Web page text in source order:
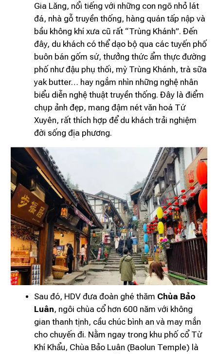
Gia Lăng, nổi tiếng với những con ngõ nhỏ lát
đá, nhà gỗ truyền thống, hàng quán tấp nập và
bầu không khí xưa cũ rất “Trùng Khánh”. Đến
đây, du khách có thể dạo bộ qua các tuyến phố
buôn bán gốm sứ, thưởng thức ẩm thực đường
phố như đậu phụ thối, mỳ Trùng Khánh, trà sữa
yak butter… hay ngắm nhìn những nghệ nhân
biểu diễn nghệ thuật truyền thống. Đây là điểm
chụp ảnh đẹp, mang đậm nét văn hoá Tứ
Xuyên, rất thích hợp để du khách trải nghiệm
đời sống địa phương.
Sau đó, HDV đưa đoàn ghé thăm Chùa Bảo
Luân, ngôi chùa cổ hơn 600 năm với không
gian thanh tịnh, cầu chúc bình an và may mắn
cho chuyến đi. Nằm ngay trong khu phố cổ Từ
Khí Khẩu, Chùa Bảo Luân (Baolun Temple) là